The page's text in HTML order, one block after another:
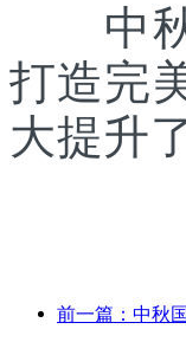
中秋
打造完
大提升